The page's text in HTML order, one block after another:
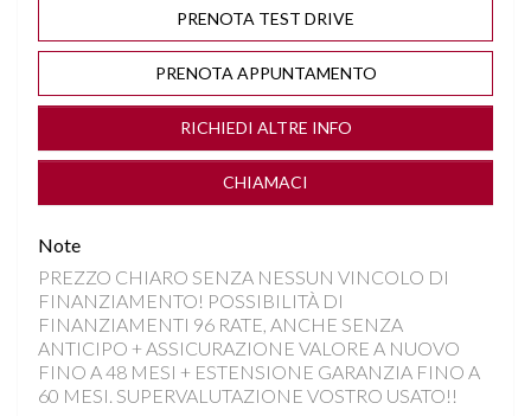
CAMBIO AUTOMATICO/SEQUENZIALE
CERCHI "18 BICOLOR
CLIMA AUTOMATICO BIZONA
CONTROLLO TRAZIONE
CROMATURE NERE
CRUISE CONTROL ADATTIVO
PRENOTA TEST DRIVE
PRENOTA APPUNTAMENTO
RICHIEDI ALTRE INFO
CHIAMACI
Note
PREZZO CHIARO SENZA NESSUN VINCOLO DI
FINANZIAMENTO! POSSIBILITÀ DI
FINANZIAMENTI 96 RATE, ANCHE SENZA
ANTICIPO + ASSICURAZIONE VALORE A NUOVO
FINO A 48 MESI + ESTENSIONE GARANZIA FINO A
60 MESI. SUPERVALUTAZIONE VOSTRO USATO!!